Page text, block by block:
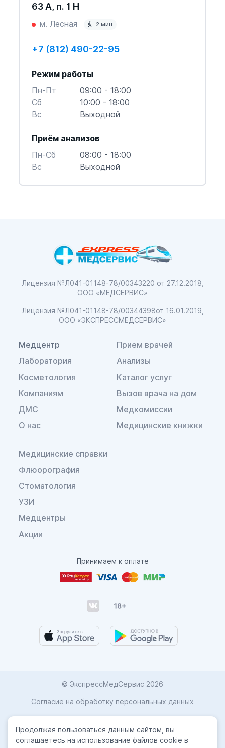
63 А, п. 1 Н
м. Лесная 2 мин
+7 (812) 490-22-95
Режим работы
Пн-Пт
09:00 - 18:00
Cб
10:00 - 18:00
Вс
Выходной
Приём анализов
Пн-Cб
08:00 - 18:00
Вс
Выходной
Лицензия №Л041-01148-78/00343220 от 27.12.2018,
ООО «МЕДСЕРВИС»
Лицензия №Л041-01148-78/00344398от 16.01.2019,
ООО «ЭКСПРЕССМЕДСЕРВИС»
Медцентр
Лаборатория
Косметология
Компаниям
ДМС
О нас
Прием врачей
Анализы
Каталог услуг
Вызов врача на дом
Медкомиссии
Медицинские книжки
Медицинские справки
Флюорография
Стоматология
УЗИ
Медцентры
Акции
Принимаем к оплате
© ЭкспрессМедСервис 2026
Согласие на обработку персональных данных
Карта сайта
Политика конфиденциальности
Продолжая пользоваться данным сайтом, вы
соглашаетесь на использование файлов cookie в